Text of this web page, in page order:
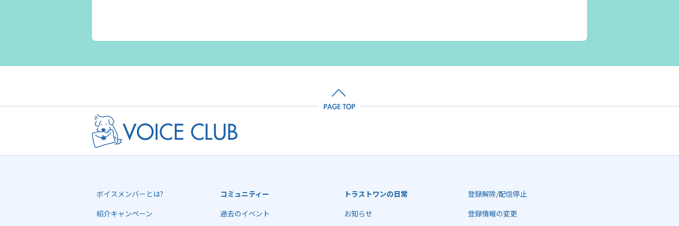
ボイスメンバーとは?
紹介キャンペーン
コミュニティー
過去のイベント
トラストワンの日常
お知らせ
登録解除/配信停止
登録情報の変更